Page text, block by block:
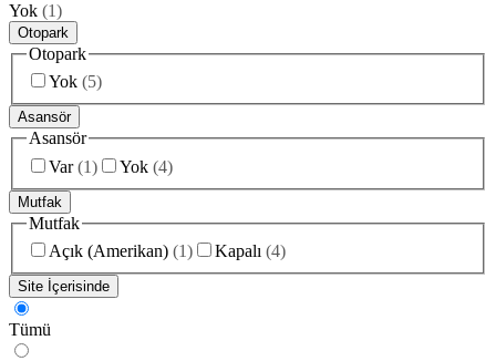
Yok (1)
Otopark
Otopark
Yok (5)
Asansör
Asansör
Var (1) Yok (4)
Mutfak
Mutfak
Açık (Amerikan) (1) Kapalı (4)
Site İçerisinde
Tümü